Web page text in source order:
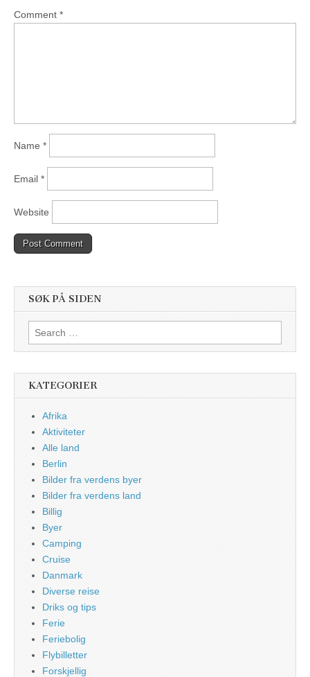
Comment *
Name *
Email *
Website
SØK PÅ SIDEN
Search
for:
KATEGORIER
Afrika
Aktiviteter
Alle land
Berlin
Bilder fra verdens byer
Bilder fra verdens land
Billig
Byer
Camping
Cruise
Danmark
Diverse reise
Driks og tips
Ferie
Feriebolig
Flybilletter
Forskjellig